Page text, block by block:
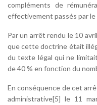
compléments de
effectivement passés par le
Par un arrêt rendu le 10
que cette doctrine était
du texte légal qui ne
de 40 % en fonction du
En conséquence de cet
administrative[5] le 11